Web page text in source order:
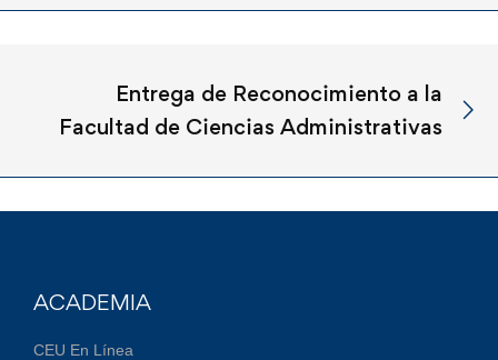
Entrega de Reconocimiento a la
Facultad de Ciencias Administrativas
ACADEMIA
CEU En Línea